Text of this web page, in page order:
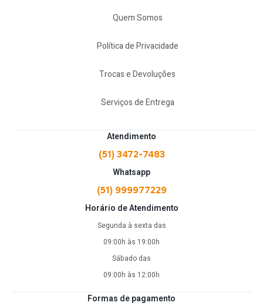
Atendimento
(51) 3472-7483
Whatsapp
(51) 999977229
Horário de Atendimento
Segunda à sexta das
09:00h às 19:00h
Sábado das
09:00h às 12:00h
Quem Somos
Política de Privacidade
Trocas e Devoluções
Serviços de Entrega
Formas de pagamento